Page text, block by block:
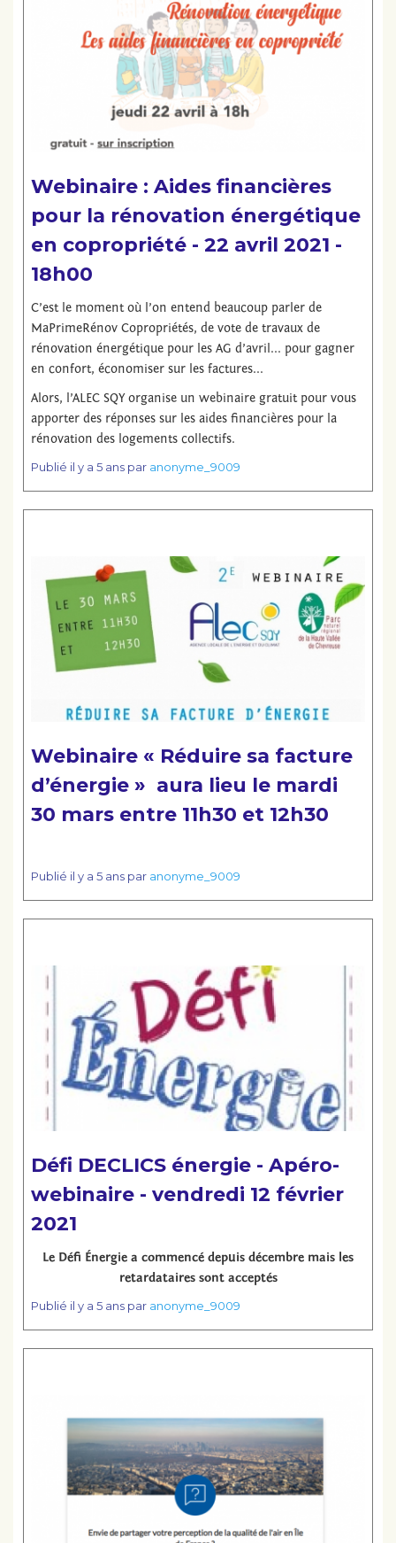
LES ACTIONS
PARTICIPEZ !
Webinaire : Aides financières
pour la rénovation énergétique
en copropriété - 22 avril 2021 -
18h00
C’est le moment où l’on entend beaucoup parler de
MaPrimeRénov Copropriétés, de vote de travaux de
rénovation énergétique pour les AG d’avril... pour gagner
en confort, économiser sur les factures...
Alors, l’ALEC SQY organise un webinaire gratuit pour vous
apporter des réponses sur les aides financières pour la
rénovation des logements collectifs.
Publié il y a 5 anspar anonyme_9009
Webinaire « Réduire sa facture
d’énergie » aura lieu le mardi
30 mars entre 11h30 et 12h30
Publié il y a 5 anspar anonyme_9009
Défi DECLICS énergie - Apéro-
webinaire - vendredi 12 février
2021
Le Défi Énergie a commencé depuis décembre mais les
retardataires sont acceptés
Publié il y a 5 anspar anonyme_9009